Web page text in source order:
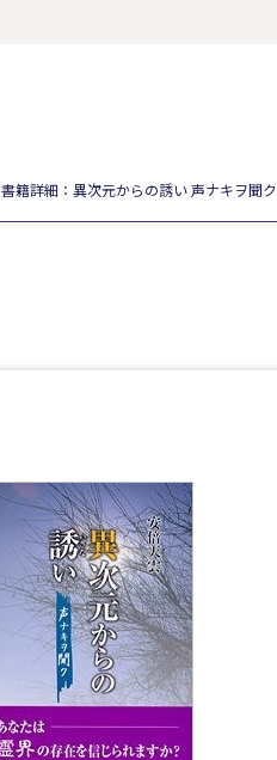
書籍詳細：異次元からの誘い 声ナキヲ聞ク